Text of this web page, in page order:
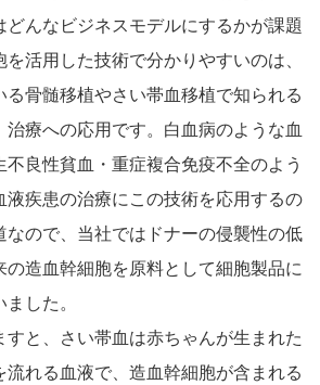
どんなビジネスモデルにするかが課題
活用した技術で分かりやすいのは、
る骨髄移植やさい帯血移植で知られる
治療への応用です。白血病のような血
良性貧血・重症複合免疫不全のよう
液疾患の治療にこの技術を応用するの
なので、当社ではドナーの侵襲性の低
の造血幹細胞を原料として細胞製品に
した。
すと、さい帯血は赤ちゃんが生まれた
流れる血液で、造血幹細胞が含まれる